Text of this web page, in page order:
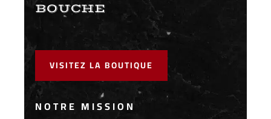
BOUCHE
VISITEZ LA BOUTIQUE
NOTRE MISSION